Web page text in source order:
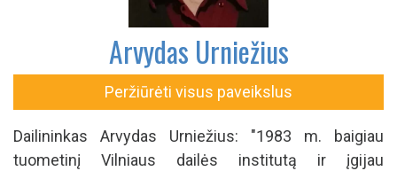
Arvydas Urniežius
Peržiūrėti visus paveikslus
Dailininkas Arvydas Urniežius: "1983 m. baigiau
tuometinį Vilniaus dailės institutą ir įgijau